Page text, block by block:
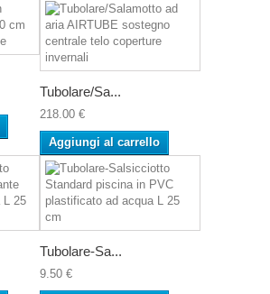
Tubolare/Sa...
218.00 €
Aggiungi al carrello
Tubolare-Sa...
9.50 €